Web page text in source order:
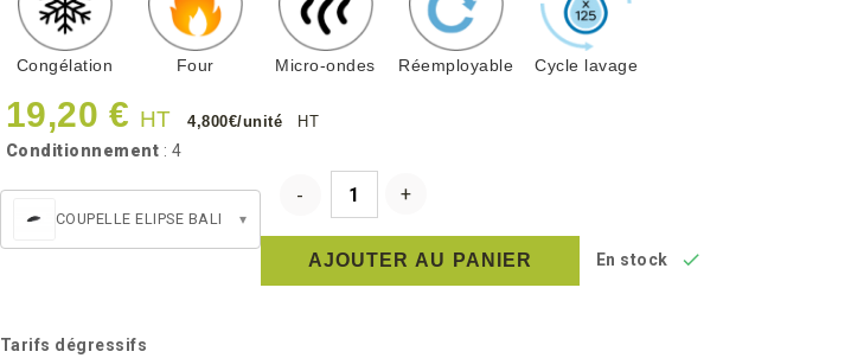
Congélation Four Micro-ondes Réemployable Cycle lavage
19,20 € HT 4,800€/unité HT
Conditionnement : 4
COUPELLE ELIPSE BALI ▾
AJOUTER AU PANIER En stock 
Tarifs dégressifs